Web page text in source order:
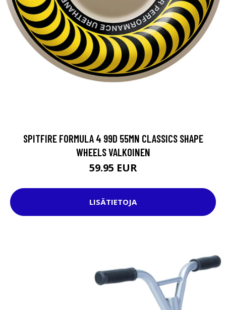
SPITFIRE FORMULA 4 99D 55MN CLASSICS SHAPE
WHEELS VALKOINEN
59.95 EUR
LISÄTIETOJA